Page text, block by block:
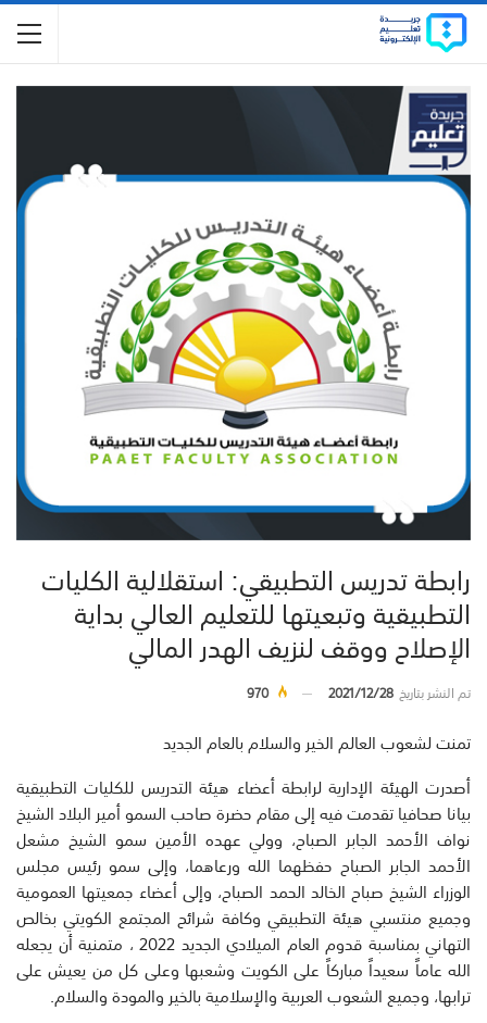
رابطة تدريس التطبيقي: استقلالية الكليات
التطبيقية وتبعيتها للتعليم العالي بداية
الإصلاح ووقف لنزيف الهدر المالي
تم النشر بتاريخ2021/12/28
970
تمنت لشعوب العالم الخير والسلام بالعام الجديد
أصدرت الهيئة الإدارية لرابطة أعضاء هيئة التدريس للكليات التطبيقية
بيانا صحافيا تقدمت فيه إلى مقام حضرة صاحب السمو أمير البلاد الشيخ
نواف الأحمد الجابر الصباح، وولي عهده الأمين سمو الشيخ مشعل
الأحمد الجابر الصباح حفظهما الله ورعاهما، وإلى سمو رئيس مجلس
الوزراء الشيخ صباح الخالد الحمد الصباح، وإلى أعضاء جمعيتها العمومية
وجميع منتسبي هيئة التطبيقي وكافة شرائح المجتمع الكويتي بخالص
التهاني بمناسبة قدوم العام الميلادي الجديد 2022 ، متمنية أن يجعله
الله عاماً سعيداً مباركاً على الكويت وشعبها وعلى كل من يعيش على
ترابها، وجميع الشعوب العربية والإسلامية بالخير والمودة والسلام.